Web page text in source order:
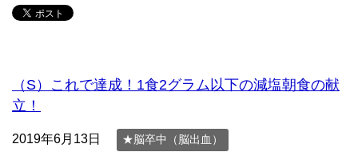
（S）これで達成！1食2グラム以下の減塩朝食の献
立！
2019年6月13日 ★脳卒中（脳出血）